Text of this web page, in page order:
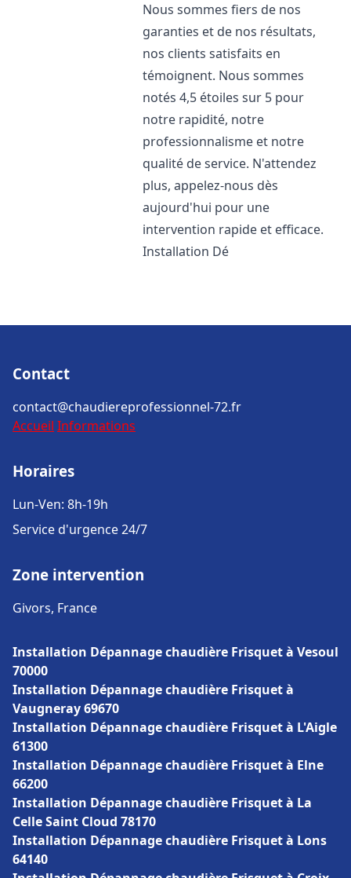
Nous sommes fiers de nos
garanties et de nos résultats,
nos clients satisfaits en
témoignent. Nous sommes
notés 4,5 étoiles sur 5 pour
notre rapidité, notre
professionnalisme et notre
qualité de service. N'attendez
plus, appelez-nous dès
aujourd'hui pour une
intervention rapide et efficace.
Installation Dé
Contact
contact@chaudiereprofessionnel-72.fr
Accueil Informations
Horaires
Lun-Ven: 8h-19h
Service d'urgence 24/7
Zone intervention
Givors, France
Installation Dépannage chaudière Frisquet à Vesoul
70000
Installation Dépannage chaudière Frisquet à
Vaugneray 69670
Installation Dépannage chaudière Frisquet à L'Aigle
61300
Installation Dépannage chaudière Frisquet à Elne
66200
Installation Dépannage chaudière Frisquet à La
Celle Saint Cloud 78170
Installation Dépannage chaudière Frisquet à Lons
64140